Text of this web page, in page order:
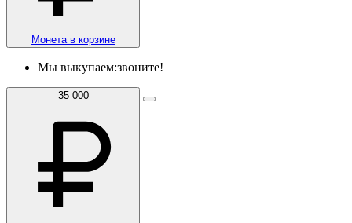
Монета в корзине
Мы выкупаем:звоните!
35 000